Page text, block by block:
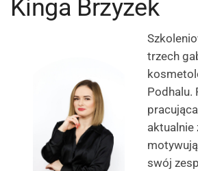
Kinga Brzyzek
trzech
Podhalu.
aktualnie
swój